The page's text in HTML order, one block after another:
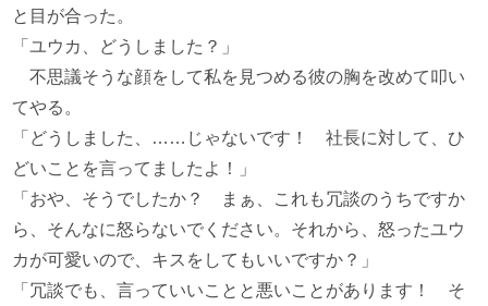
と目が合った。
「ユウカ、どうしました？」
不思議そうな顔をして私を見つめる彼の胸を改めて叩い
てやる。
「どうしました、……じゃないです！ 社長に対して、ひ
どいことを言ってましたよ！」
「おや、そうでしたか？ まぁ、これも冗談のうちですか
ら、そんなに怒らないでください。それから、怒ったユウ
カが可愛いので、キスをしてもいいですか？」
「冗談でも、言っていいことと悪いことがあります！ そ